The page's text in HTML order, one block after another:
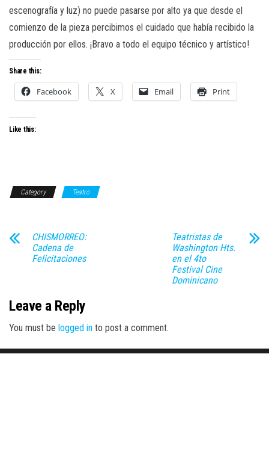
escenografía y luz) no puede pasarse por alto ya que desde el
comienzo de la pieza percibimos el cuidado que había recibido la
producción por ellos. ¡Bravo a todo el equipo técnico y artístico!
Share this:
Facebook X Email Print
Like this:
Category Teatro
CHISMORREO:
Cadena de
Felicitaciones
Teatristas de
Washington Hts.
en el 4to
Festival Cine
Dominicano
Leave a Reply
You must be logged in to post a comment.